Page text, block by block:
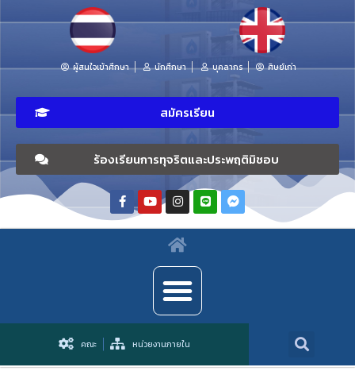
ผู้สนใจเข้าศึกษา นักศึกษา บุคลากร ศิษย์เก่า
สมัครเรียน
ร้องเรียนการทุจริตและประพฤติมิชอบ
คณะ หน่วยงานภายใน